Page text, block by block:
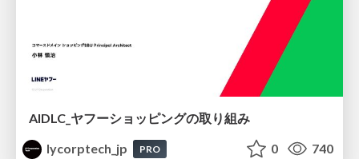
AIDLC_ヤフーショッピングの取り組み
lycorptech_jp
PRO 0 740